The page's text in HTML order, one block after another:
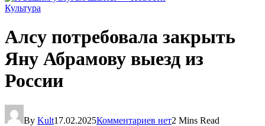
Культура
Алсу потребовала закрыть
Яну Абрамову выезд из
России
By Kult17.02.2025Комментариев нет2 Mins Read